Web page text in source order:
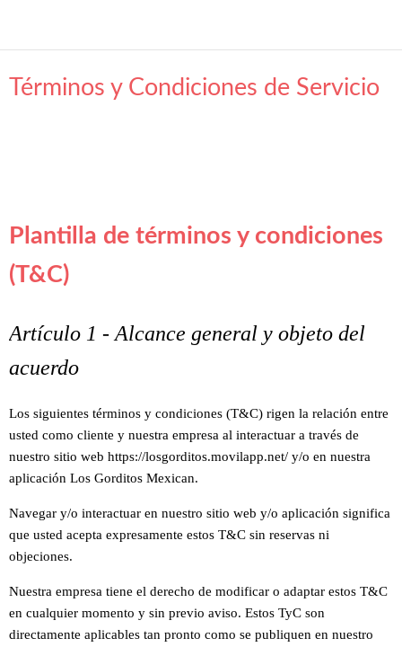
Términos y Condiciones de Servicio
Plantilla de términos y condiciones
(T&C)
Artículo 1 - Alcance general y objeto del
acuerdo
Los siguientes términos y condiciones (T&C) rigen la relación entre
usted como cliente y nuestra empresa al interactuar a través de
nuestro sitio web https://losgorditos.movilapp.net/ y/o en nuestra
aplicación Los Gorditos Mexican.
Navegar y/o interactuar en nuestro sitio web y/o aplicación significa
que usted acepta expresamente estos T&C sin reservas ni
objeciones.
Nuestra empresa tiene el derecho de modificar o adaptar estos T&C
en cualquier momento y sin previo aviso. Estos TyC son
directamente aplicables tan pronto como se publiquen en nuestro